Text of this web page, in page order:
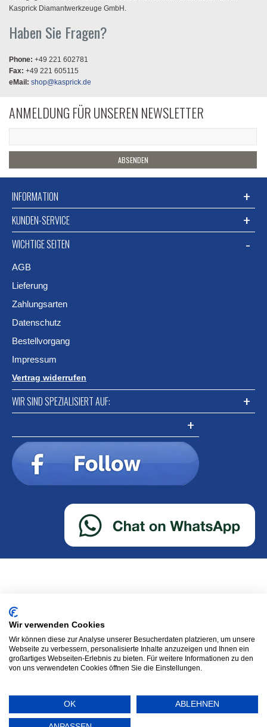
Kasprick Diamantwerkzeuge GmbH.
Haben Sie Fragen?
Phone: +49 221 602781
Fax: +49 221 605115
eMail: shop@kasprick.de
ANMELDUNG FÜR UNSEREN NEWSLETTER
ABSENDEN
INFORMATION
KUNDEN-SERVICE
WICHTIGE SEITEN
AGB
Lieferung
Zahlungsarten
Datenschutz
Bestellvorgang
Impressum
Vertrag widerrufen
WIR SIND SPEZIALISIERT AUF:
Wir verwenden Cookies
Wir können diese zur Analyse unserer Besucherdaten platzieren, um unsere
Webseite zu verbessern, personalisierte Inhalte anzuzeigen und Ihnen ein
großartiges Webseiten-Erlebnis zu bieten. Für weitere Informationen zu den
von uns verwendeten Cookies öffnen Sie die Einstellungen.
OK ABLEHNEN